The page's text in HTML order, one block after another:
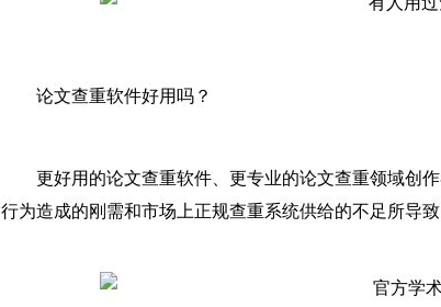
论文查重软件好用吗？
更好用的论文查重软件、更专业的论文查重领域创
行为造成的刚需和市场上正规查重系统供给的不足所导